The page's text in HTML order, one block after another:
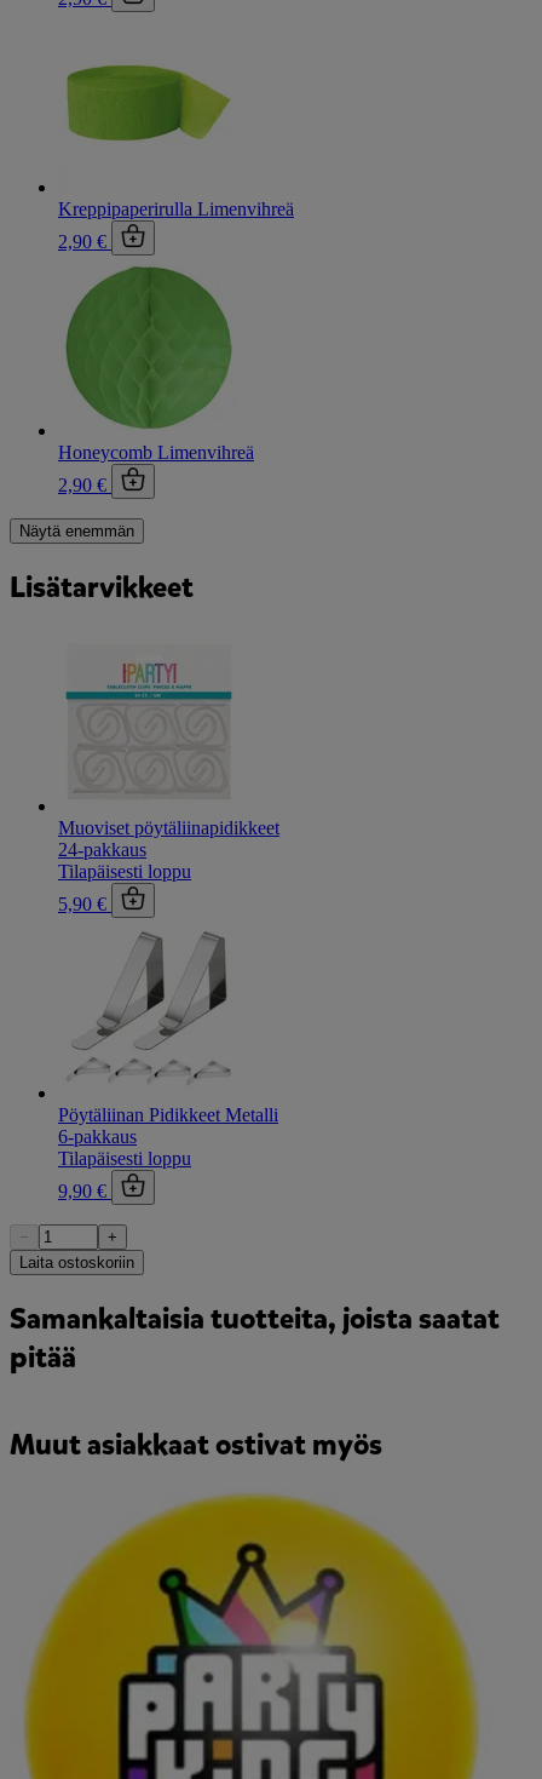
Kreppipaperirulla Limenvihreä
2,90 €
Honeycomb Limenvihreä
2,90 €
Näytä enemmän
Lisätarvikkeet
Muoviset pöytäliinapidikkeet
24-pakkaus
Tilapäisesti loppu
5,90 €
Pöytäliinan Pidikkeet Metalli
6-pakkaus
Tilapäisesti loppu
9,90 €
−
+
Laita ostoskoriin
Samankaltaisia tuotteita, joista saatat
pitää
Muut asiakkaat ostivat myös